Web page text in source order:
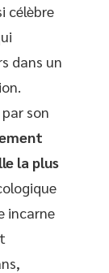
célèbre
dans un
son
la plus
incarne